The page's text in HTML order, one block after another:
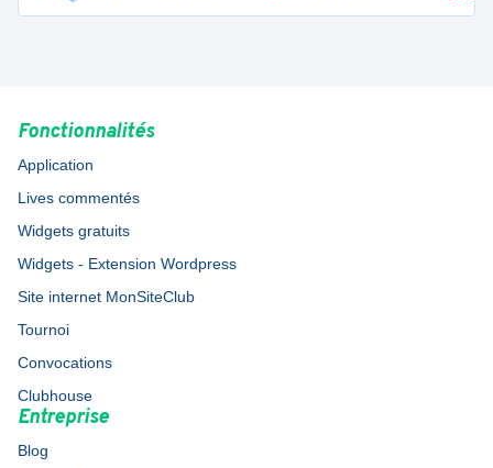
Fonctionnalités
Application
Lives commentés
Widgets gratuits
Widgets - Extension Wordpress
Site internet MonSiteClub
Tournoi
Convocations
Clubhouse
Entreprise
Blog